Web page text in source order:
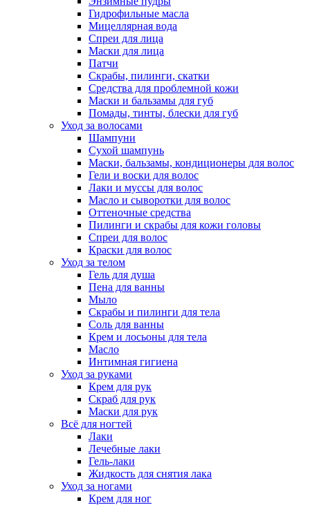
Гидрофильные масла
Мицеллярная вода
Спреи для лица
Маски для лица
Патчи
Скрабы, пилинги, скатки
Средства для проблемной кожи
Маски и бальзамы для губ
Помады, тинты, блески для губ
Уход за волосами
Шампуни
Сухой шампунь
Маски, бальзамы, кондиционеры для волос
Гели и воски для волос
Лаки и муссы для волос
Масло и сыворотки для волос
Оттеночные средства
Пилинги и скрабы для кожи головы
Спреи для волос
Краски для волос
Уход за телом
Гель для душа
Пена для ванны
Мыло
Скрабы и пилинги для тела
Соль для ванны
Крем и лосьоны для тела
Масло
Интимная гигиена
Уход за руками
Крем для рук
Скраб для рук
Маски для рук
Всё для ногтей
Лаки
Лечебные лаки
Гель-лаки
Жидкость для снятия лака
Уход за ногами
Крем для ног